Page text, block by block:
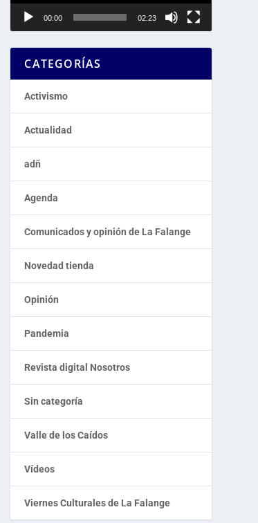
00:00 02:23
CATEGORÍAS
Activismo
Actualidad
adñ
Agenda
Comunicados y opinión de La Falange
Novedad tienda
Opinión
Pandemia
Revista digital Nosotros
Sin categoría
Valle de los Caídos
Vídeos
Viernes Culturales de La Falange